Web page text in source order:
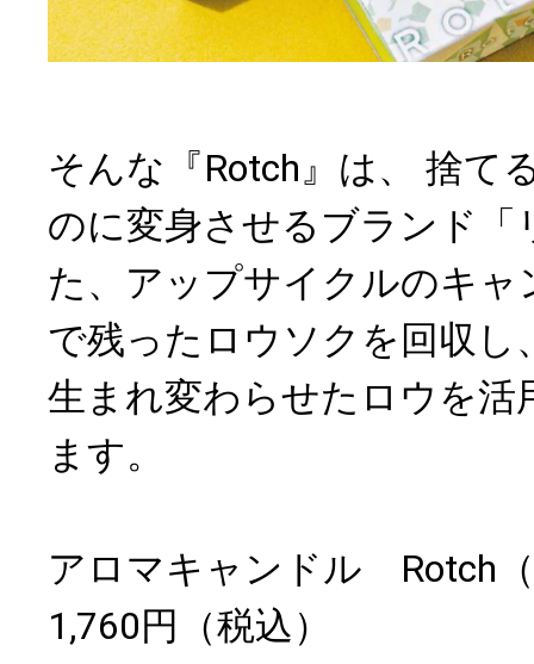
そんな『Rotch』は、 捨て
のに変身させるブランド「
た、アップサイクルのキャ
で残ったロウソクを回収し
生まれ変わらせたロウを活
ます。
アロマキャンドル Rotch
1,760円（税込）